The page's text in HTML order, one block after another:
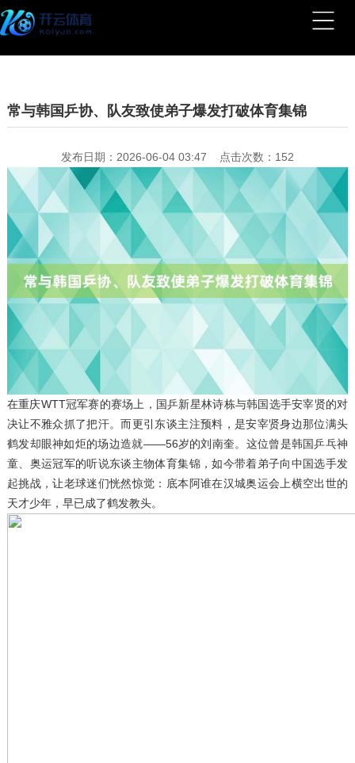
常与韩国乒协、队友致使弟子爆发打破体育集锦
发布日期：2026-06-04 03:47 点击次数：152
在重庆WTT冠军赛的赛场上，国乒新星林诗栋与韩国选手安宰贤的对
决让不雅众抓了把汗。而更引东谈主注预料，是安宰贤身边那位满头
鹤发却眼神如炬的场边造就——56岁的刘南奎。这位曾是韩国乒乓神
童、奥运冠军的听说东谈主物体育集锦，如今带着弟子向中国选手发
起挑战，让老球迷们恍然惊觉：底本阿谁在汉城奥运会上横空出世的
天才少年，早已成了鹤发教头。